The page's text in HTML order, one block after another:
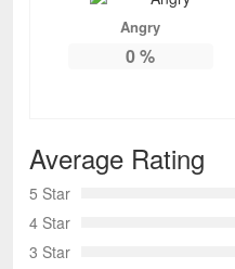
Angry
0%
Average Rating
5 Star
4 Star
3 Star